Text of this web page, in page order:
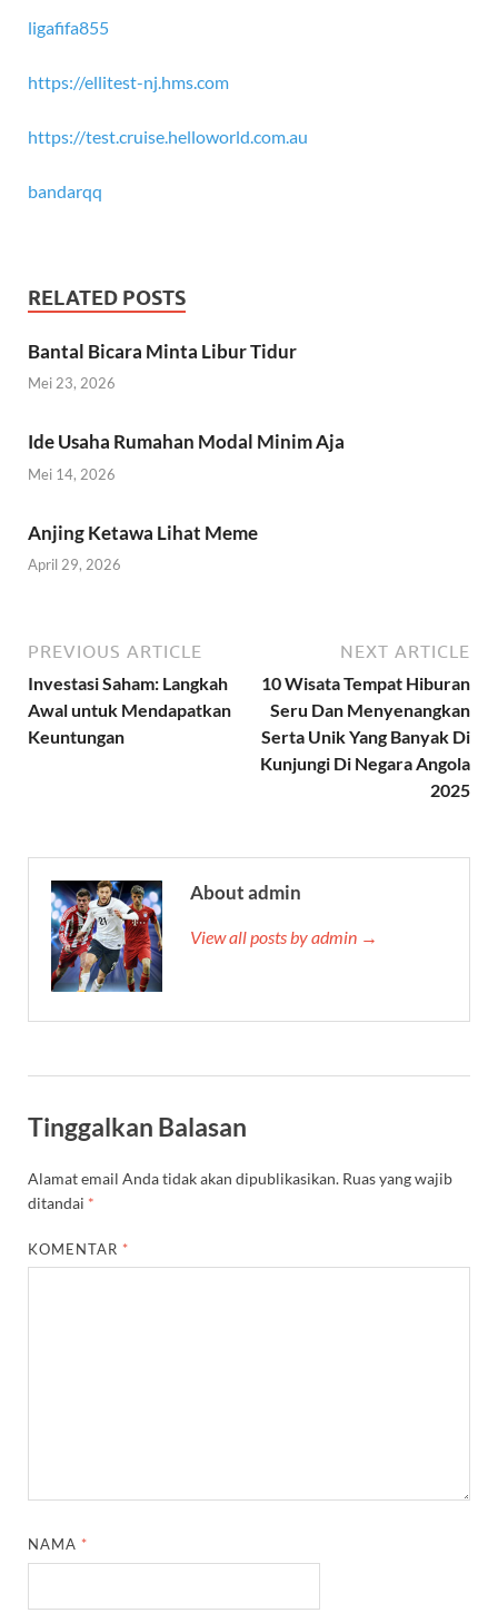
ligafifa855
https://ellitest-nj.hms.com
https://test.cruise.helloworld.com.au
bandarqq
RELATED POSTS
Bantal Bicara Minta Libur Tidur
Mei 23, 2026
Ide Usaha Rumahan Modal Minim Aja
Mei 14, 2026
Anjing Ketawa Lihat Meme
April 29, 2026
PREVIOUS ARTICLE
Investasi Saham: Langkah
Awal untuk Mendapatkan
Keuntungan
NEXT ARTICLE
10 Wisata Tempat Hiburan
Seru Dan Menyenangkan
Serta Unik Yang Banyak Di
Kunjungi Di Negara Angola
2025
About admin
View all posts by admin →
Tinggalkan Balasan
Alamat email Anda tidak akan dipublikasikan. Ruas yang wajib
ditandai *
KOMENTAR *
NAMA *